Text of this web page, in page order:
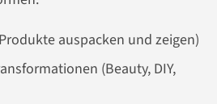
auspacken und zeigen)
(Beauty, DIY,